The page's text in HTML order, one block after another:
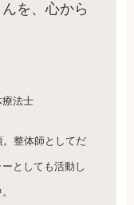
を、心から
法士
整体師としてだ
としても活動し